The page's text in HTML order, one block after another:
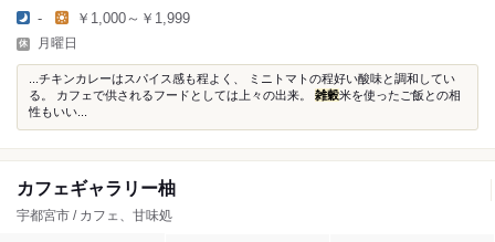
- ￥1,000～￥1,999
月曜日
...チキンカレーはスパイス感も程よく、 ミニトマトの程好い酸味と調和してい
る。 カフェで供されるフードとしては上々の出来。 雑穀米を使ったご飯との相
性もいい...
カフェギャラリー柚
宇都宮市 / カフェ、甘味処